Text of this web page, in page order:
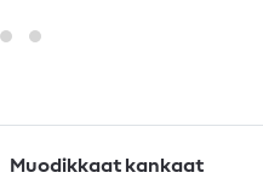
Muodikkaat kankaat